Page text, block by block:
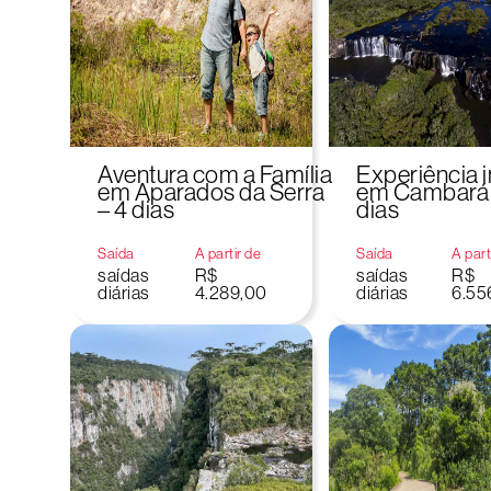
Aventura com a Família
em Aparados da Serra
– 4 dias
Saída
saídas
diárias
A partir de
R$
4.289,00
Experiência
em Cambará
dias
Saída
saídas
diárias
A
R$